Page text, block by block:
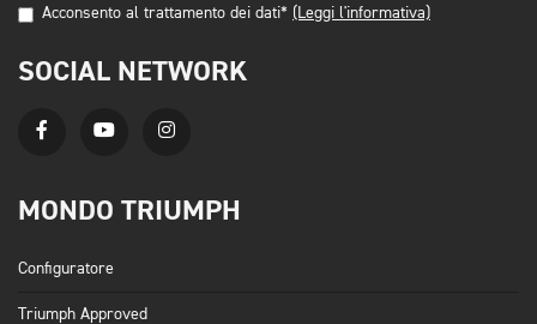
Acconsento al trattamento dei dati* (Leggi l'informativa)
SOCIAL NETWORK
MONDO TRIUMPH
Configuratore
Triumph Approved